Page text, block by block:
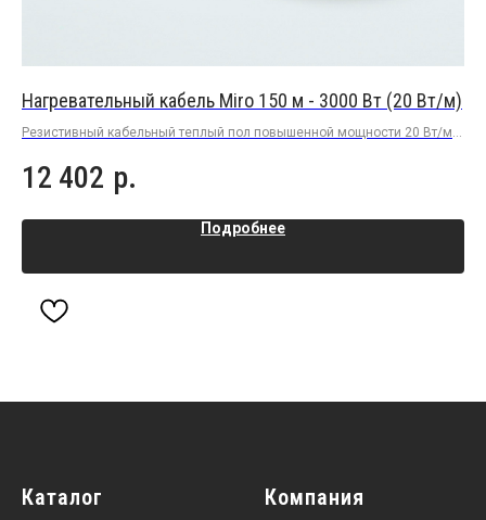
Нагревательный кабель Miro 150 м - 3000 Вт (20 Вт/м)
Резистивный кабельный теплый пол повышенной мощности 20 Вт/м в
12 402 р.
Подробнее
Каталог Компания